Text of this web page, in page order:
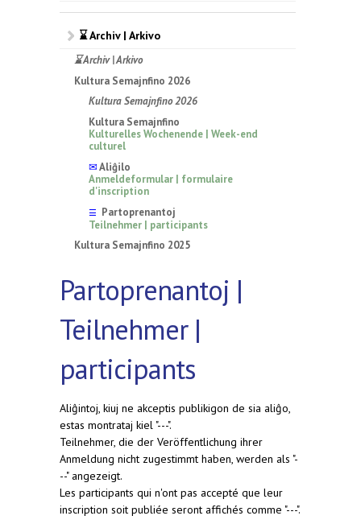
⌛ Archiv | Arkivo
⌛ Archiv | Arkivo
Kultura Semajnfino 2026
Kultura Semajnfino 2026
Kultura Semajnfino
Kulturelles Wochenende | Week-end
culturel
✉Aliĝilo
Anmeldeformular | formulaire
d'inscription
☰ Partoprenantoj
Teilnehmer | participants
Kultura Semajnfino 2025
Partoprenantoj |
Teilnehmer |
participants
Aliĝintoj, kiuj ne akceptis publikigon de sia aliĝo,
estas montrataj kiel "---".
Teilnehmer, die der Veröffentlichung ihrer
Anmeldung nicht zugestimmt haben, werden als "-
--" angezeigt.
Les participants qui n'ont pas accepté que leur
inscription soit publiée seront affichés comme "---".